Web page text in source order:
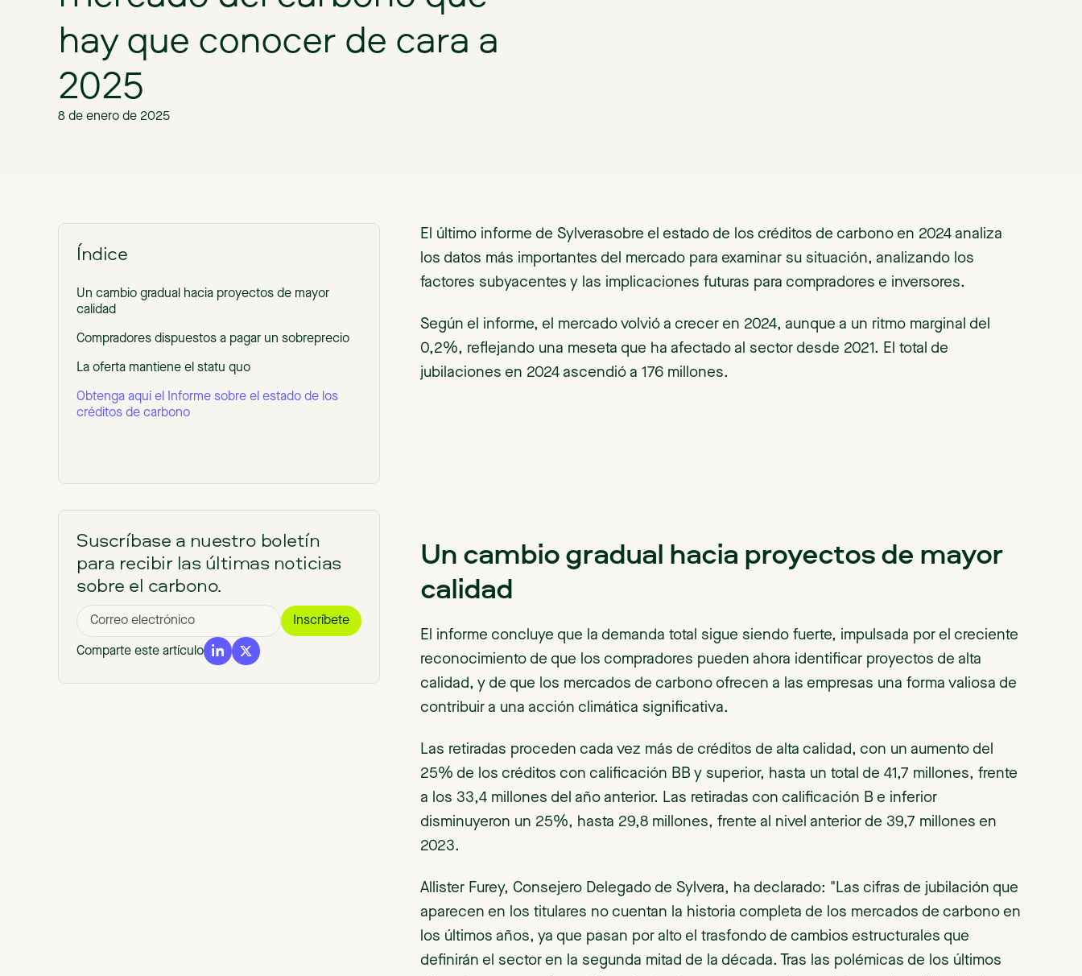
hay que conocer de cara a
2025
8 de enero de 2025
Índice
Un cambio gradual hacia proyectos de mayor
calidad
Compradores dispuestos a pagar un sobreprecio
La oferta mantiene el statu quo
Obtenga aquí el Informe sobre el estado de los
créditos de carbono
Suscríbase a nuestro boletín
para recibir las últimas noticias
sobre el carbono.
Comparte este artículo
El último informe de Sylverasobre el estado de los créditos de carbono en 2024 analiza
los datos más importantes del mercado para examinar su situación, analizando los
factores subyacentes y las implicaciones futuras para compradores e inversores.
Según el informe, el mercado volvió a crecer en 2024, aunque a un ritmo marginal del
0,2%, reflejando una meseta que ha afectado al sector desde 2021. El total de
jubilaciones en 2024 ascendió a 176 millones.
Un cambio gradual hacia proyectos de mayor
calidad
El informe concluye que la demanda total sigue siendo fuerte, impulsada por el creciente
reconocimiento de que los compradores pueden ahora identificar proyectos de alta
calidad, y de que los mercados de carbono ofrecen a las empresas una forma valiosa de
contribuir a una acción climática significativa.
Las retiradas proceden cada vez más de créditos de alta calidad, con un aumento del
25% de los créditos con calificación BB y superior, hasta un total de 41,7 millones, frente
a los 33,4 millones del año anterior. Las retiradas con calificación B e inferior
disminuyeron un 25%, hasta 29,8 millones, frente al nivel anterior de 39,7 millones en
2023.
Allister Furey, Consejero Delegado de Sylvera, ha declarado: "Las cifras de jubilación que
aparecen en los titulares no cuentan la historia completa de los mercados de carbono en
los últimos años, ya que pasan por alto el trasfondo de cambios estructurales que
definirán el sector en la segunda mitad de la década. Tras las polémicas de los últimos